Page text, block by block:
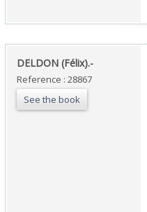
‎DELDON (Félix).-‎
Reference : 28867
See the book